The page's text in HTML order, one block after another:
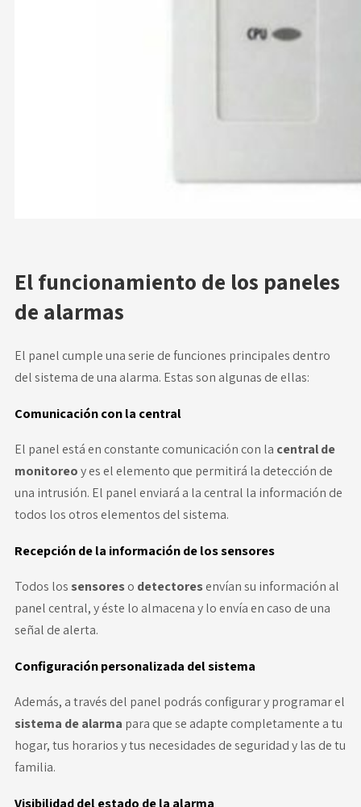
El funcionamiento de los paneles
de alarmas
El panel cumple una serie de funciones principales dentro
del sistema de una alarma. Estas son algunas de ellas:
Comunicación con la central
El panel está en constante comunicación con la central de
monitoreoy es el elemento que permitirá la detección de
una intrusión. El panel enviará a la central la información de
todos los otros elementos del sistema.
Recepción de la información de los sensores
Todos los sensoreso detectoresenvían su información al
panel central, y éste lo almacena y lo envía en caso de una
señal de alerta.
Configuración personalizada del sistema
Además, a través del panel podrás configurar y programar el
sistema de alarma para que se adapte completamente a tu
hogar, tus horarios y tus necesidades de seguridad y las de tu
familia.
Visibilidad del estado de la alarma